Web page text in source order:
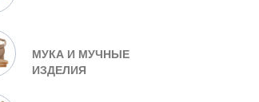
МУКА И МУЧНЫЕ
ИЗДЕЛИЯ